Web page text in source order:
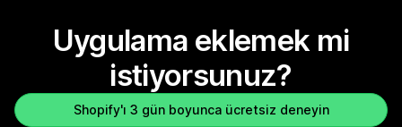
Uygulama eklemek mi
istiyorsunuz?
Shopify'ı 3 gün boyunca ücretsiz deneyin